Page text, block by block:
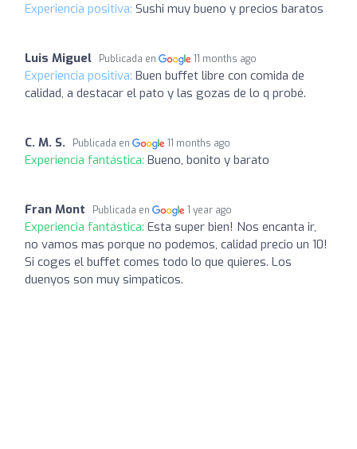
Experiencia positiva: Sushi muy bueno y precios baratos
Luis Miguel Publicada en 11 months ago
Experiencia positiva: Buen buffet libre con comida de
calidad, a destacar el pato y las gozas de lo q probé.
C. M. S. Publicada en 11 months ago
Experiencia fantástica: Bueno, bonito y barato
Fran Mont Publicada en 1 year ago
Experiencia fantástica: Esta super bien! Nos encanta ir,
no vamos mas porque no podemos, calidad precio un 10!
Si coges el buffet comes todo lo que quieres. Los
duenyos son muy simpaticos.